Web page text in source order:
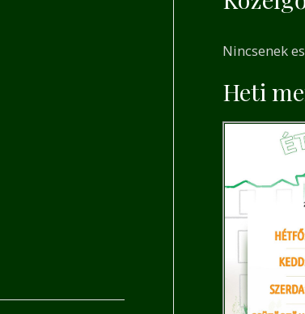
c
h
Nincsenek
Heti